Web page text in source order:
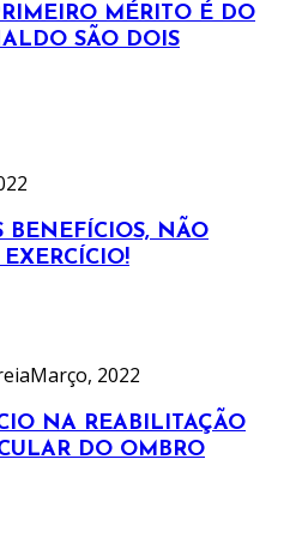
MÉRITO É DO
SÃO DOIS
BENEFÍCIOS, NÃO
Março, 2022
NA REABILITAÇÃO
DO OMBRO